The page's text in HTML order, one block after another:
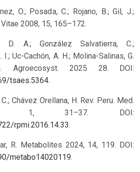
O.; Posada, C.; Rojano, B.; Gil, J.;
Vitae 2008, 15, 165–172.
D. A.; González Salvatierra, C.;
Uc-Cachón, A. H.; Molina-Salinas, G.
Agroecosyst. 2025 28. DOI:
tsaes.5364.
Chávez Orellana, H. Rev. Peru. Med.
1, 31–37. DOI:
rpmi.2016.14.33.
R. Metabolites 2024, 14, 119. DOI:
metabo14020119.